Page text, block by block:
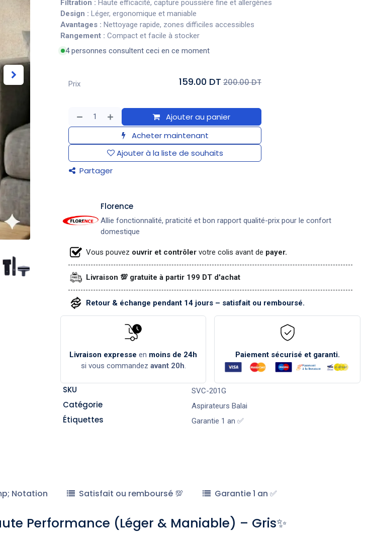
Filtration : Haute efficacité, capture poussière fine et allergènes
Design : Léger, ergonomique et maniable
Avantages : Nettoyage rapide, zones difficiles accessibles
Rangement : Compact et facile à stocker
4 personnes consultent ceci en ce moment
Ajouter au panier
Acheter maintenant
Ajouter à la liste de souhaits
Partager
Prix 159.00 DT 200.00 DT
​Florence
Allie fonctionnalité, praticité et bon rapport qualité-prix pour le confort
domestique
Vous pouvez ouvrir et contrôler votre colis avant de payer.
Livraison 💯 gratuite à partir 199 DT d'achat
Retour & échange pendant 14 jours – satisfait ou remboursé.
Livraison expresse en moins de 24h
si vous commandez avant 20h.
Paiement sécurisé et garanti.
SKU SVC-201G
Catégorie Aspirateurs Balai
Étiquettes Garantie 1 an ✅
Notation Satisfait ou remboursé 💯 Garantie 1 an ✅
Performance (Léger & Maniable) – Gris✨